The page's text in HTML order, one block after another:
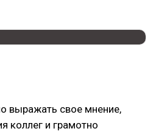
выражать свое мнение,
коллег и грамотно